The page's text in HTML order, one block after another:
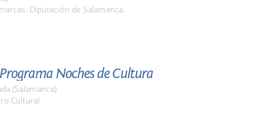
Diputación de Salamanca.
Noches de Cultura
(Salamanca)
Cultural